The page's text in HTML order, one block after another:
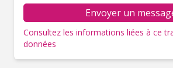
Envoyer un
Consultez les informations liées à ce
données